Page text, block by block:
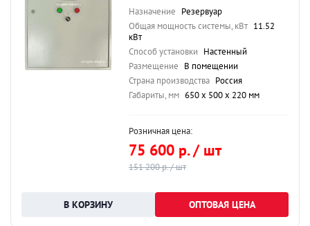
Назначение Резервуар
Общая мощность системы, кВт 11.52
кВт
Способ установки Настенный
Размещение В помещении
Страна производства Россия
Габариты, мм 650 х 500 х 220 мм
Розничная цена:
75 600 р. / шт
151 200 р. / шт
ОПТОВАЯ ЦЕНА